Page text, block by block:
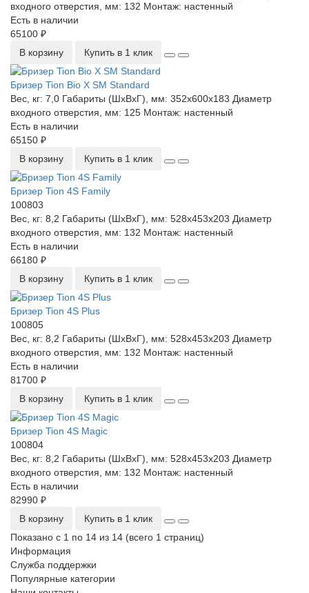
входного отверстия, мм: 132 Монтаж: настенный
Есть в наличии
65100 ₽
В корзину
Купить в 1 клик
Бризер Tion Bio X SM Standard
Вес, кг: 7,0 Габариты (ШхВхГ), мм: 352x600x183 Диаметр
входного отверстия, мм: 125 Монтаж: настенный
Есть в наличии
65150 ₽
В корзину
Купить в 1 клик
Бризер Tion 4S Family
100803
Вес, кг: 8,2 Габариты (ШхВхГ), мм: 528х453х203 Диаметр
входного отверстия, мм: 132 Монтаж: настенный
Есть в наличии
66180 ₽
В корзину
Купить в 1 клик
Бризер Tion 4S Plus
100805
Вес, кг: 8,2 Габариты (ШхВхГ), мм: 528х453х203 Диаметр
входного отверстия, мм: 132 Монтаж: настенный
Есть в наличии
81700 ₽
В корзину
Купить в 1 клик
Бризер Tion 4S Magic
100804
Вес, кг: 8,2 Габариты (ШхВхГ), мм: 528х453х203 Диаметр
входного отверстия, мм: 132 Монтаж: настенный
Есть в наличии
82990 ₽
В корзину
Купить в 1 клик
Показано с 1 по 14 из 14 (всего 1 страниц)
Информация
Служба поддержки
Популярные категории